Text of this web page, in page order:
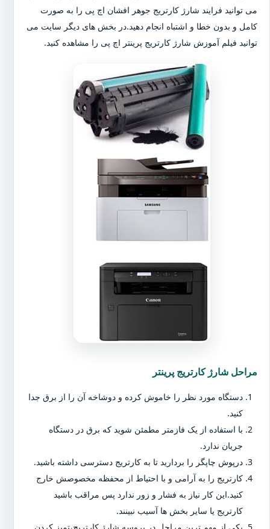
می توانید فرایند شارژ کارتریج جوهر افشان اچ پی را به صورت
کامل و بدون خطا و اشتباه انجام دهید.در بخش های دیگر سایت می
توانید فیلم آموزش شارژ کارتریج پرینتر اچ پی را مشاهده کنید.
مراحل شارژ کارتریج پرینتر
دستگاه مورد نظر را خاموش کرده و دوشاخه آن را از برق جدا
کنید.
با استفاده از یک فازمتر مطمئن شوید که برق در دستگاه
جریان ندارد.
درپوش چاپگر را بردارید تا به کارتریج دسترسی داشته باشید.
کارتریج را به آرامی و با احتیاط از محفظه مخصوصش خارج
کنید.این کار نیاز به فشار و زور ندارد پس مراقب باشید
کارتریج یا سایر بخش ها آسیب نبینند.